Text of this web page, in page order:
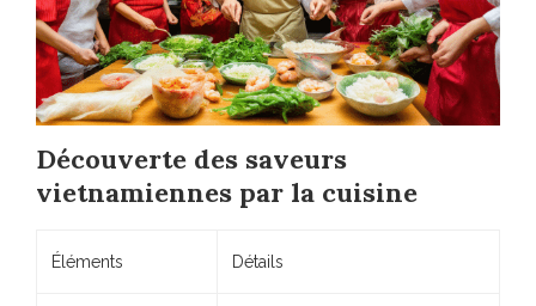
Découverte des saveurs
vietnamiennes par la cuisine
Éléments Détails